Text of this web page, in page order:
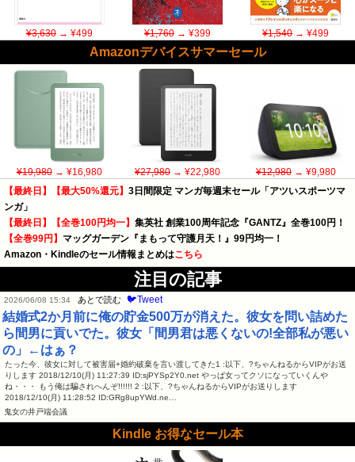
¥3,630→ ¥499 ¥1,760→ ¥399 ¥1,540→ ¥499
Amazonデバイスサマーセール
¥19,980→ ¥16,980 ¥27,980→ ¥22,980 ¥12,980→ ¥9,980
【最終日】【最大50%還元】 3日間限定 マンガ毎週末セール「アツいスポーツマ
ンガ」
【最終日】【全巻100円均一】 集英社 創業100周年記念『GANTZ』全巻100円！
【全巻99円】 マッグガーデン『まもって守護月天！』99円均一！
Amazon・Kindleのセール情報まとめはこちら
注目の記事
2026/06/08 15:34 あとで読む 🐦Tweet
結婚式2か月前に俺の貯金500万が消えた。彼女を問い詰めた
ら間男に貢いでた。彼女「間男君は悪くないの!全部私が悪い
の」←はぁ？
たった今、彼女に対して被害届+婚約破棄を言い渡してきた1 :以下、?ちゃんねるからVIPがお送
りします 2018/12/10(月) 11:27:39 ID:sjPYSp2Y0.net やっぱ女ってクソになっていくんや
ね・・・ もう俺は騙されへんぞ!!!!!! 2 :以下、?ちゃんねるからVIPがお送りします
2018/12/10(月) 11:28:52 ID:GRg8upYWd.ne…
鬼女の井戸端会議
Kindle お得なセール本